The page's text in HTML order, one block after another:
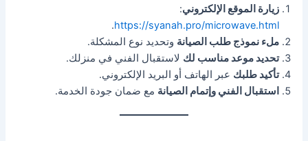
زيارة الموقع الإلكتروني:
https://syanah.pro/microwave.html
.
ملء نموذج طلب الصيانة وتحديد نوع المشكلة.
تحديد موعد مناسب لك لاستقبال الفني في منزلك.
تأكيد طلبك عبر الهاتف أو البريد الإلكتروني.
استقبال الفني وإتمام الصيانة مع ضمان جودة الخدمة.